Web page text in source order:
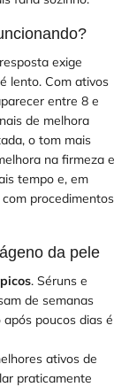
exige
lento. Com ativos
entre 8 e
de melhora
o tom mais
na firmeza e
tempo e, em
procedimentos
da pele
. Séruns e
de semanas
poucos dias é
ativos de
praticamente